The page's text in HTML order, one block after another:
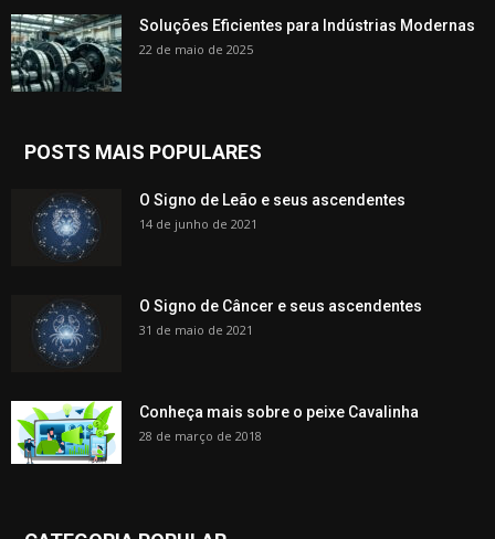
Soluções Eficientes para Indústrias Modernas
22 de maio de 2025
POSTS MAIS POPULARES
O Signo de Leão e seus ascendentes
14 de junho de 2021
O Signo de Câncer e seus ascendentes
31 de maio de 2021
Conheça mais sobre o peixe Cavalinha
28 de março de 2018